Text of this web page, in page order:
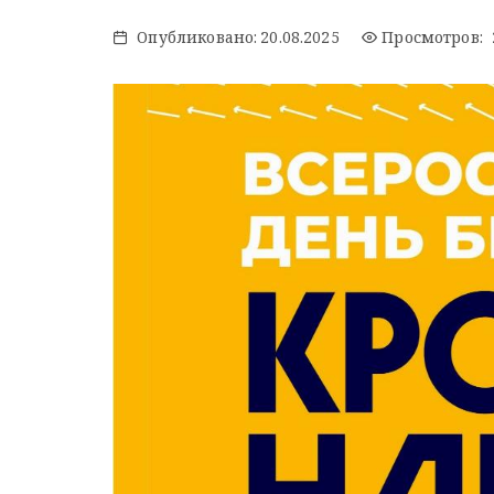
Опубликовано: 20.08.2025 Просмотров: